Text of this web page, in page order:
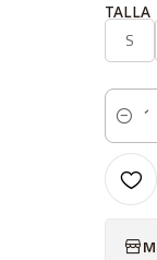
TALLA
S